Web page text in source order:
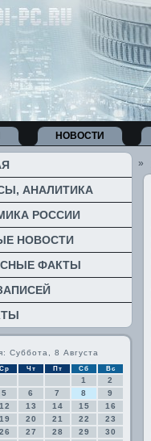
НОВОСТИ
АНАЛИТИКА
РОССИИ
НОВОСТИ
ФАКТЫ
Суббота, 8 Августа
Ср Чт Пт Сб Вс
1
2
5 6 7 8
9
12 13 14 15
16
19 20 21 22
23
26 27 28 29
30
»